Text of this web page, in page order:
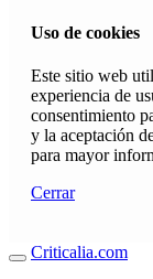
Uso de cookies
Este sitio web
experiencia de
consentimiento
y la aceptación
para mayor
Cerrar
Criticalia.com